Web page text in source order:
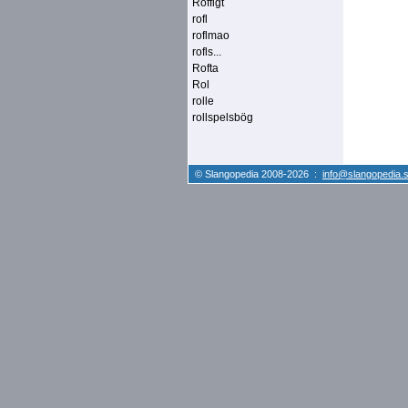
Roffigt
rofl
roflmao
rofls...
Rofta
Rol
rolle
rollspelsbög
© Slangopedia 2008-2026 :